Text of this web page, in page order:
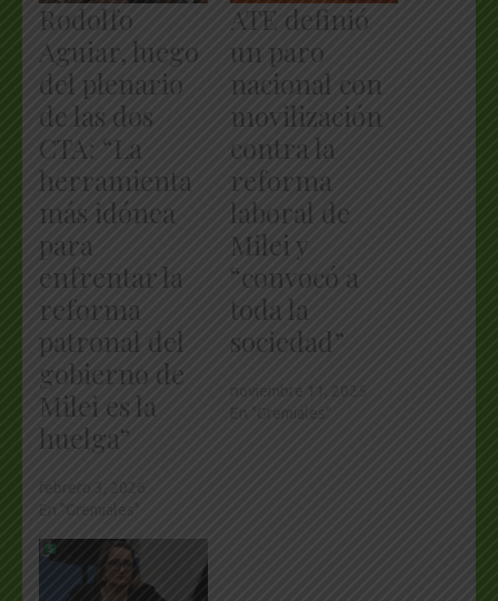
Rodolfo
Aguiar, luego
del plenario
de las dos
CTA: “La
herramienta
más idónea
para
enfrentar la
reforma
patronal del
gobierno de
Milei es la
huelga”
ATE definió
un paro
nacional con
movilización
contra la
reforma
laboral de
Milei y
“convocó a
toda la
sociedad”